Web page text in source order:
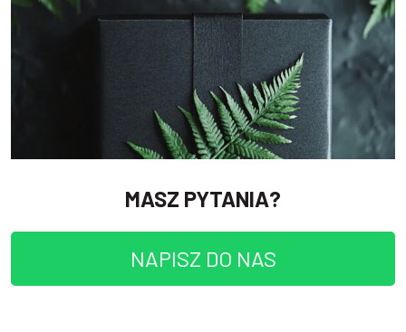
MASZ PYTANIA?
NAPISZ DO NAS